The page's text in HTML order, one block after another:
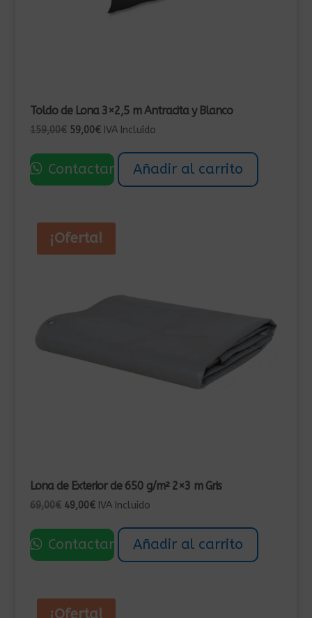
Toldo de Lona 3×2,5 m Antracita y Blanco
159,00€ El
original
era:
59,00€El
actual
es:
IVA Incluído
Contactar Añadir al carrito
¡Oferta!
Lona de Exterior de 650 g/m² 2×3 m Gris
69,00€ El
original
era:
49,00€El
actual
es:
IVA Incluído
Contactar Añadir al carrito
¡Oferta!